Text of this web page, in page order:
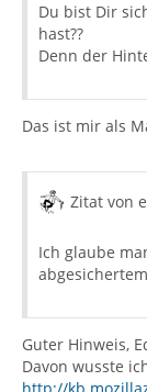
Du bist Dir
hast??
Denn der
Das ist mir als
Zitat von
Ich glaube
Guter Hinweis,
Davon wusste